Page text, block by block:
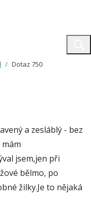
Dotaz 750
a zesláblý - bez
jsem,jen při
bělmo, po
žilky.Je to nějaká